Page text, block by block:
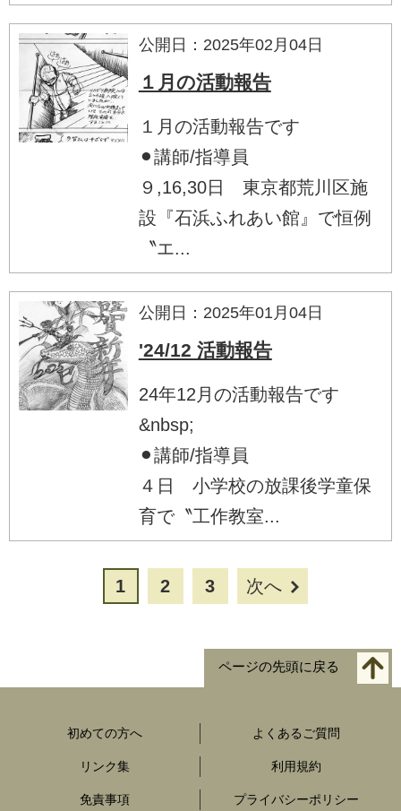
公開日：2025年02月04日
１月の活動報告
１月の活動報告です
⚫︎講師/指導員
９,16,30日 東京都荒川区施
設『石浜ふれあい館』で恒例
〝エ...
公開日：2025年01月04日
'24/12 活動報告
24年12月の活動報告です
&nbsp;
⚫︎講師/指導員
４日 小学校の放課後学童保
育で〝工作教室...
1 2 3 次へ
ページの先頭に戻る
初めての方へ よくあるご質問
リンク集 利用規約
免責事項 プライバシーポリシー